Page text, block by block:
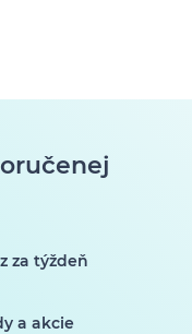
za týždeň
a akcie